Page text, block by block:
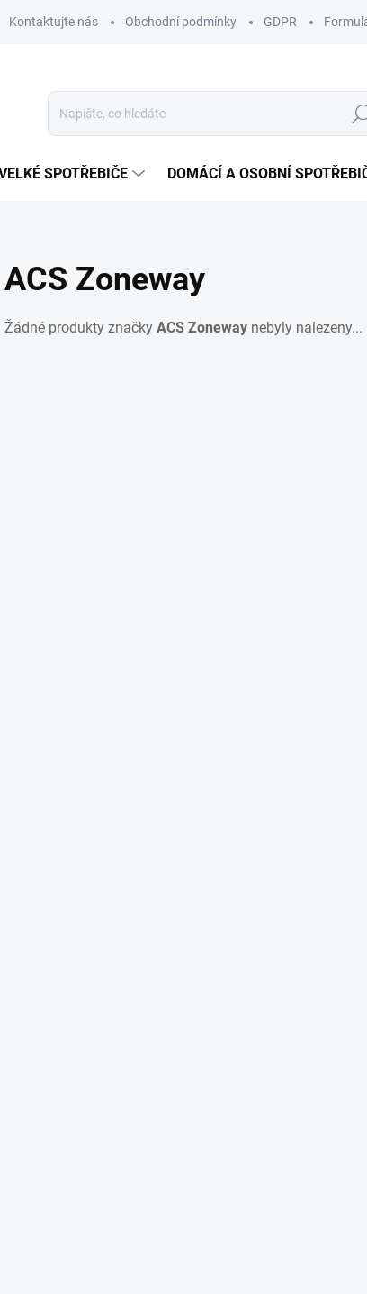
Kontaktujte nás Obchodní podmínky GDPR
SPOTŘEBIČE DOMÁCÍ A OSOBNÍ
ACS Zoneway
Žádné produkty značky ACS Zoneway nebyly nalezeny...